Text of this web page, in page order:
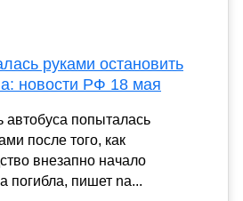
руками остановить
новости РФ 18 мая
попыталась
после того, как
внезапно начало
погибла, пишет na...